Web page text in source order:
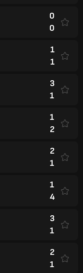
0
0
1
1
3
1
1
2
2
1
1
4
3
1
2
1